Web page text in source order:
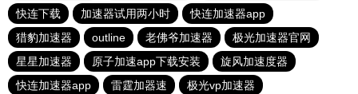
快连下载
加速器试用两小时
快连加速器app
猎豹加速器
outline 老佛爷加速器
极光加速器官网
星星加速器
原子加速app下载安装
旋风加速度器
快连加速器app
雷霆加器速
极光vp加速器